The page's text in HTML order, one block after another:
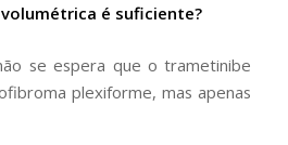
é suficiente?
se espera que o trametinibe
plexiforme, mas apenas